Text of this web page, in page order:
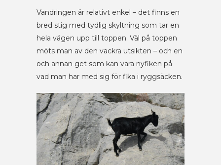
Vandringen är relativt enkel – det finns en
bred stig med tydlig skyltning som tar en
hela vägen upp till toppen. Väl på toppen
möts man av den vackra utsikten – och en
och annan get som kan vara nyfiken på
vad man har med sig för fika i ryggsäcken.